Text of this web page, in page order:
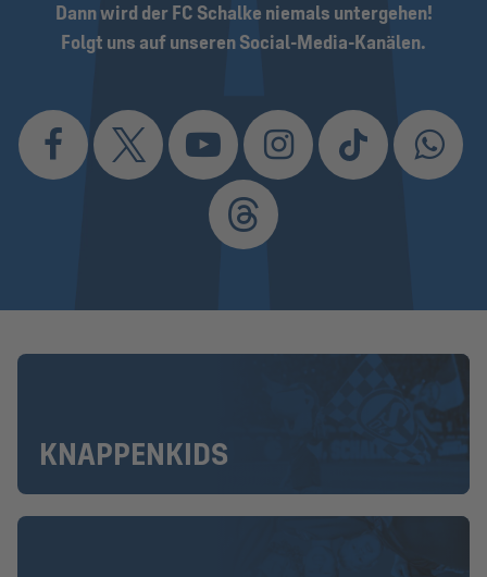
Dann wird der FC Schalke niemals untergehen!
Folgt uns auf unseren Social-Media-Kanälen.
KNAPPENKIDS